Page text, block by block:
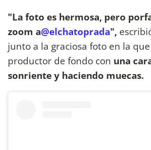
"La foto es hermosa, pero
zoom a@elchatoprada",
junto a la graciosa foto en la
productor de fondo con una
sonriente y haciendo muecas.